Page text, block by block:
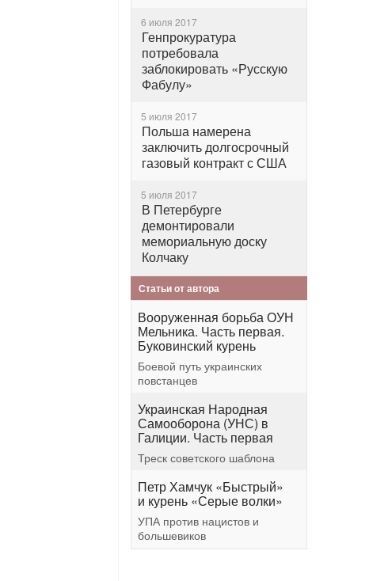
6 июля 2017
Генпрокуратура
потребовала
заблокировать «Русскую
Фабулу»
5 июля 2017
Польша намерена
заключить долгосрочный
газовый контракт с США
5 июля 2017
В Петербурге
демонтировали
мемориальную доску
Колчаку
Статьи от автора
Вооруженная борьба ОУН
Мельника. Часть первая.
Буковинский курень
Боевой путь украинских
повстанцев
Украинская Народная
Самооборона (УНС) в
Галиции. Часть первая
Треск советского шаблона
Петр Хамчук «Быстрый»
и курень «Серые волки»
УПА против нацистов и
большевиков